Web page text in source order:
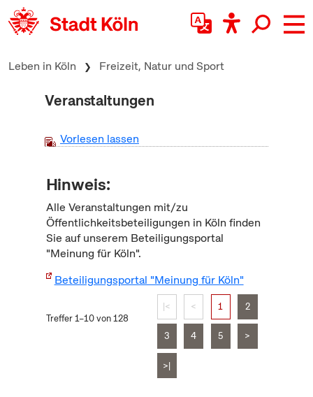
zum Inhalt springen
Leben in Köln Freizeit, Natur und Sport
Veranstaltungen
Vorlesen lassen
Hinweis:
Alle Veranstaltungen mit/zu
Öffentlichkeitsbeteiligungen in Köln finden
Sie auf unserem Beteiligungsportal
"Meinung für Köln".
Beteiligungsportal "Meinung für Köln"
Treffer 1–10 von 128
|< < 1 2
3 4 5 >
>|